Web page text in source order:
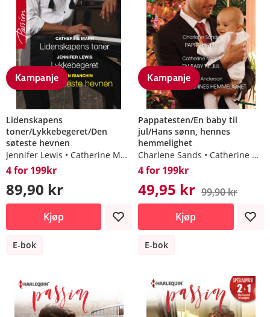
Kampanje
Lidenskapens
toner/Lykkebegeret/Den
søteste hevnen
Jennifer Lewis
Catherine Mann Helen Bianchin
4 for 199kr
89,90 kr
Kjøp
E-bok
Kampanje
Pappatesten/En baby til
jul/Hans sønn, hennes
hemmelighet
Charlene Sands
Catherine Mann
4 for 199kr
49,95 kr 99,90 kr
Kjøp
E-bok